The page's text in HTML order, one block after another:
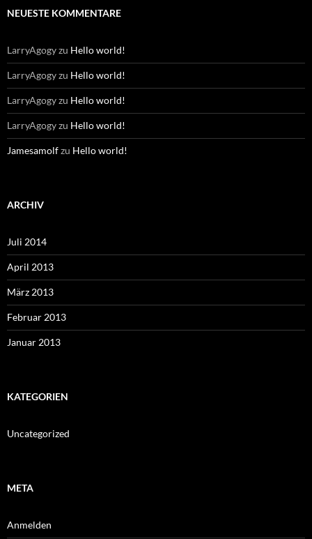
NEUESTE KOMMENTARE
LarryAgogyzu Hello world!
LarryAgogyzu Hello world!
LarryAgogyzu Hello world!
LarryAgogyzu Hello world!
Jamesamolfzu Hello world!
ARCHIV
Juli 2014
April 2013
März 2013
Februar 2013
Januar 2013
KATEGORIEN
Uncategorized
META
Anmelden